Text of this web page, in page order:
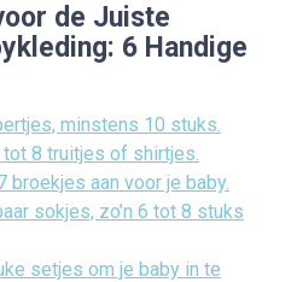
de Juiste
6 Handige
minstens 10 stuks.
8 truitjes of shirtjes.
aan voor je baby.
sokjes, zo’n 6 tot 8 stuks
setjes om je baby in te